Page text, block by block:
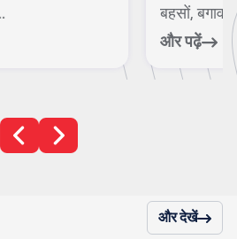
टूटने के लम्...
और देखें